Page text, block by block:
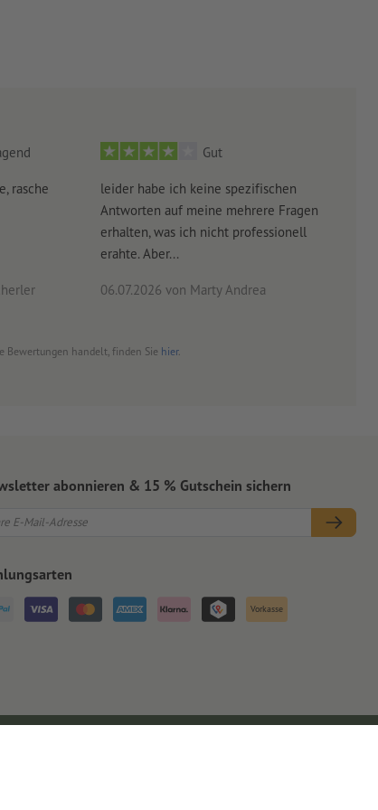
rasche
Gut
leider habe ich keine spezifischen
Antworten auf meine mehrere Fragen
erhalten, was ich nicht professionell
erahte. Aber...
06.07.2026 von Marty Andrea
Bewertungen handelt, finden Sie hier.
abonnieren & 15 % Gutschein sichern
Vorkasse